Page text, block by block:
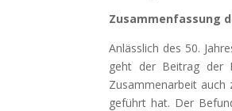
Zusammenfassung
Anlässlich des 50.
geht der Beitrag der
Zusammenarbeit auch
geführt hat. Der